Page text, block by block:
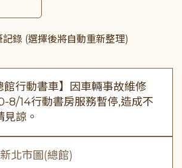
記錄 (選擇後將自動重新整理)
館行動書車】因車輛事故維修
8/14行動書房服務暫停,造成不
諒。
新北市圖(總館)